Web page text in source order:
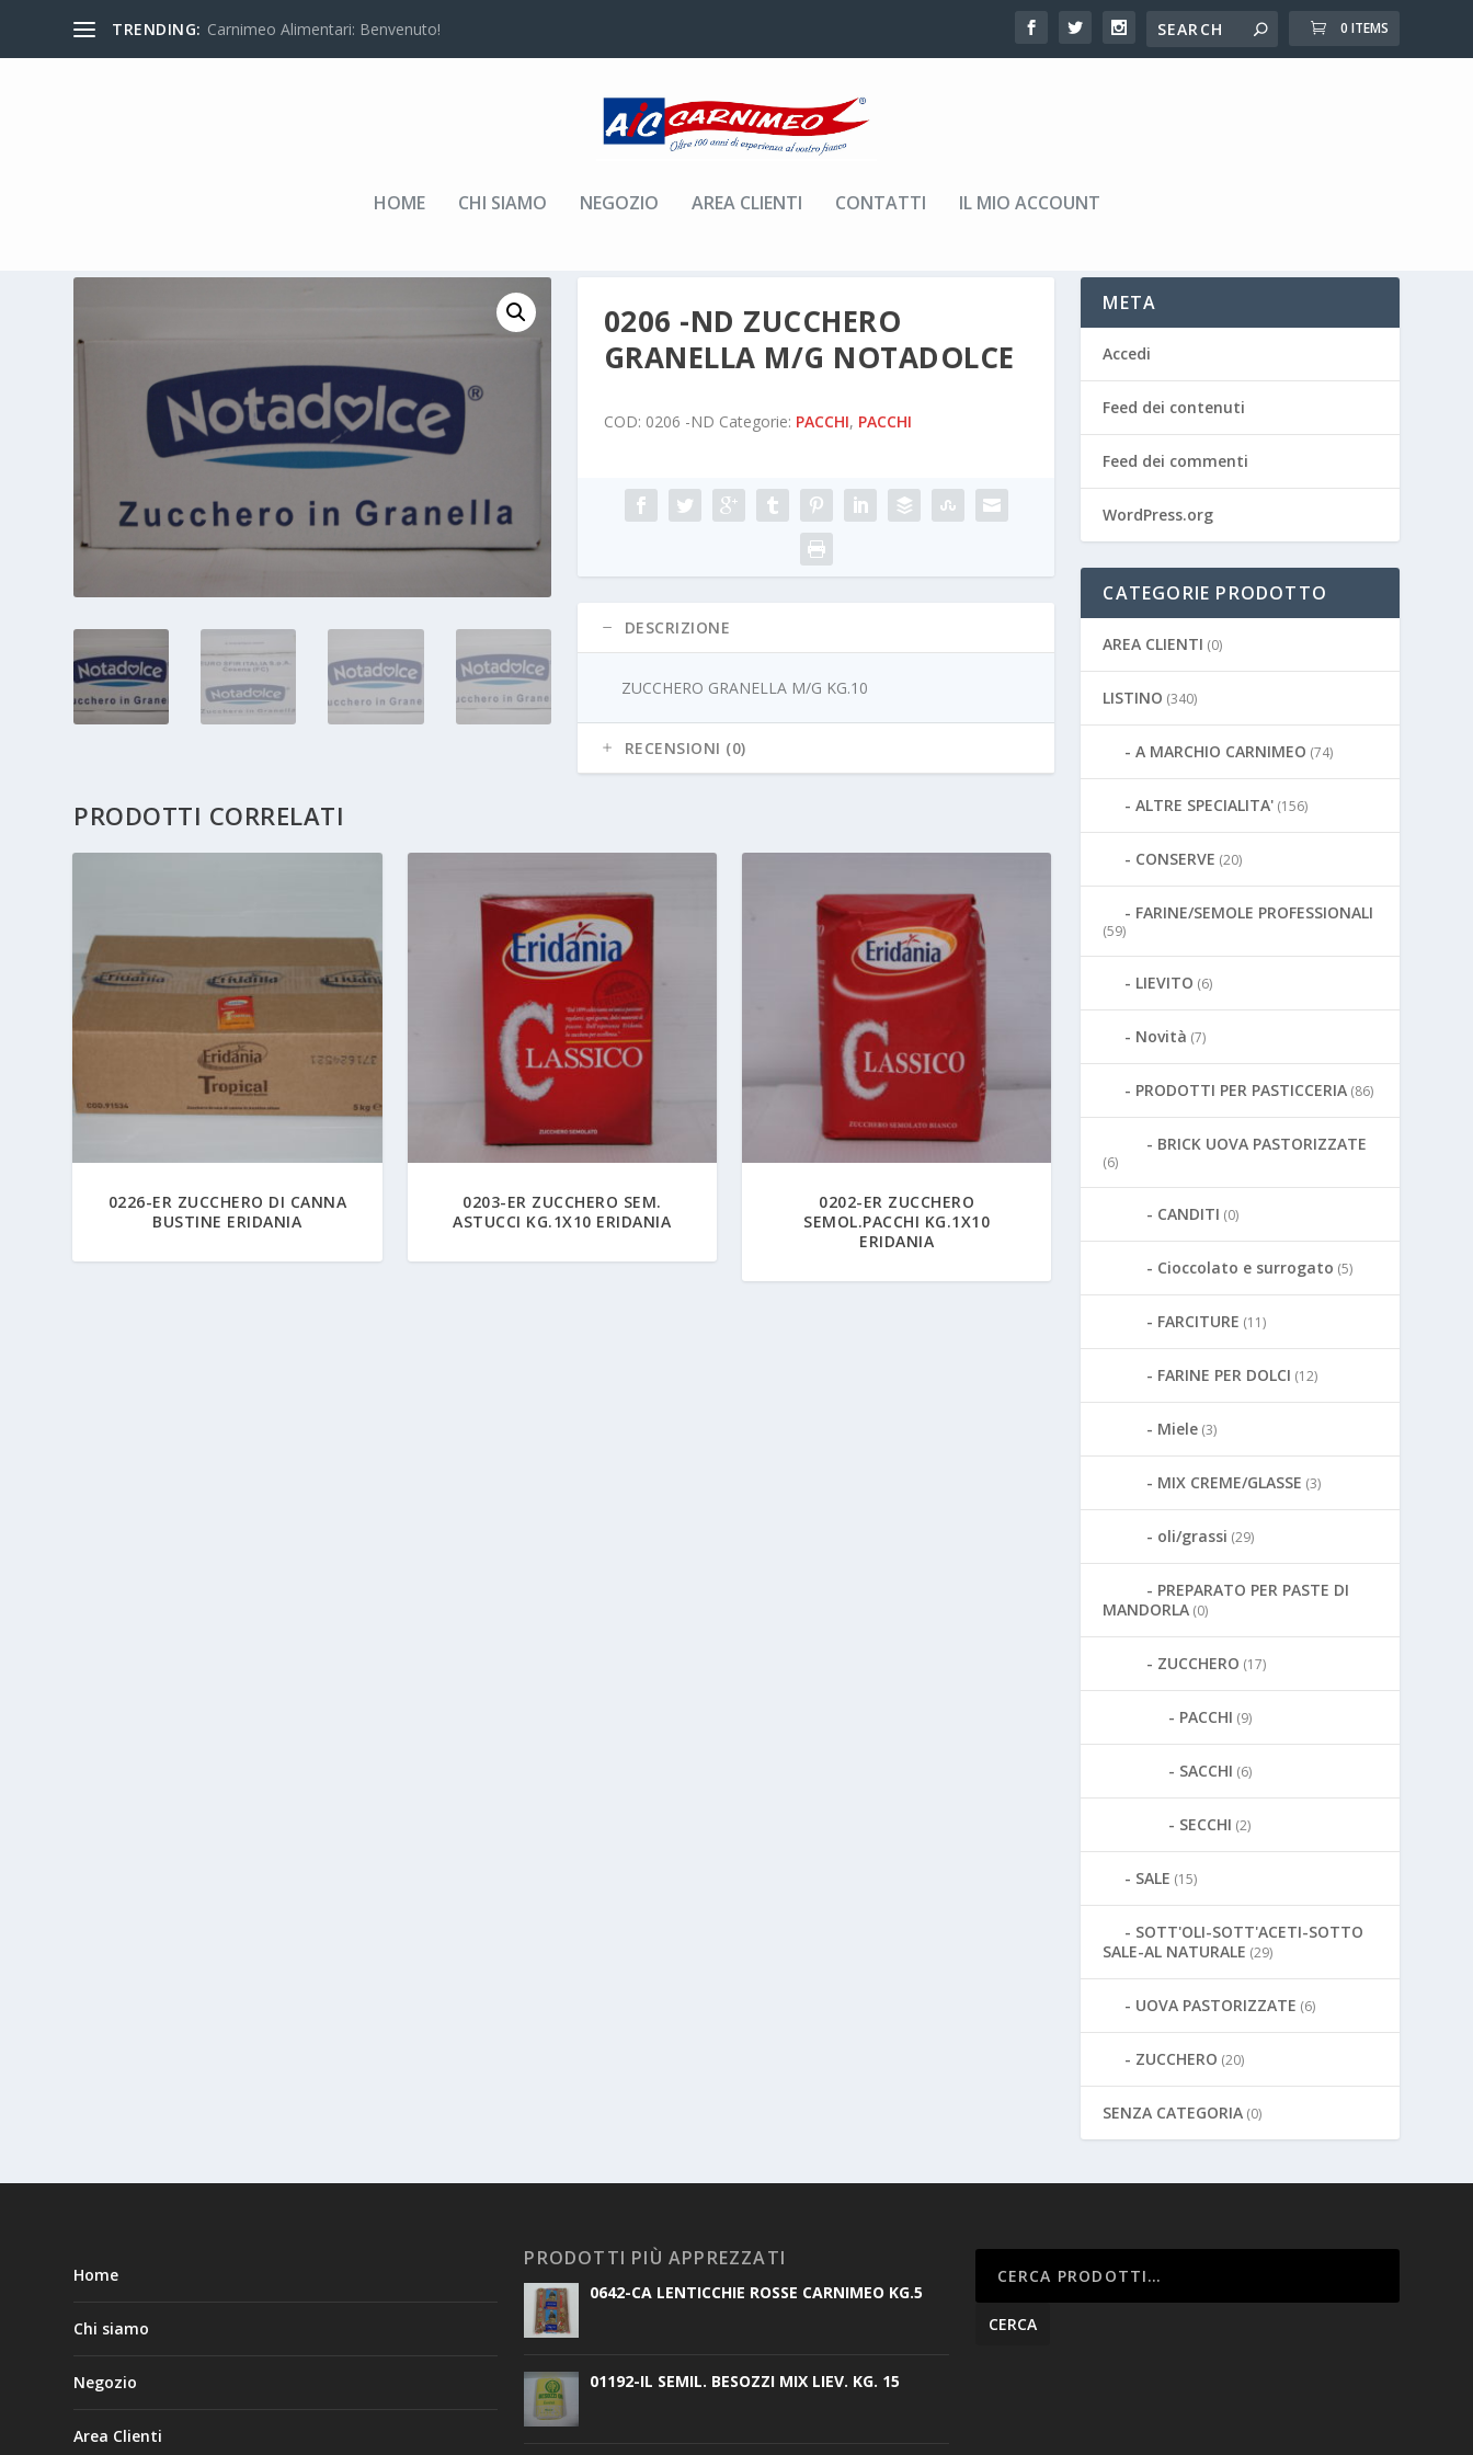
TRENDING: Carnimeo Alimentari: Benvenuto! 0 ITEMS
HOME CHI SIAMO NEGOZIO AREA CLIENTI CONTATTI IL MIO ACCOUNT
0206 -ND ZUCCHERO
GRANELLA M/G NOTADOLCE
COD: 0206 -ND Categorie: PACCHI, PACCHI
DESCRIZIONE
ZUCCHERO GRANELLA M/G KG.10
RECENSIONI (0)
PRODOTTI CORRELATI
0226-ER ZUCCHERO DI CANNA
BUSTINE ERIDANIA
0203-ER ZUCCHERO SEM.
ASTUCCI KG.1X10 ERIDANIA
0202-ER ZUCCHERO
SEMOL.PACCHI KG.1X10
ERIDANIA
META
Accedi
Feed dei contenuti
Feed dei commenti
WordPress.org
CATEGORIE PRODOTTO
AREA CLIENTI (0)
LISTINO (340)
A MARCHIO CARNIMEO (74)
ALTRE SPECIALITA' (156)
CONSERVE (20)
FARINE/SEMOLE PROFESSIONALI
(59)
LIEVITO (6)
Novità (7)
PRODOTTI PER PASTICCERIA (86)
BRICK UOVA PASTORIZZATE
(6)
CANDITI (0)
Cioccolato e surrogato (5)
FARCITURE (11)
FARINE PER DOLCI (12)
Miele (3)
MIX CREME/GLASSE (3)
oli/grassi (29)
PREPARATO PER PASTE DI
MANDORLA (0)
ZUCCHERO (17)
PACCHI (9)
SACCHI (6)
SECCHI (2)
SALE (15)
SOTT'OLI-SOTT'ACETI-SOTTO
SALE-AL NATURALE (29)
UOVA PASTORIZZATE (6)
ZUCCHERO (20)
SENZA CATEGORIA (0)
Home
Chi siamo
Negozio
Area Clienti
PRODOTTI PIÙ APPREZZATI
0642-CA LENTICCHIE ROSSE CARNIMEO KG.5
01192-IL SEMIL. BESOZZI MIX LIEV. KG. 15
CERCA